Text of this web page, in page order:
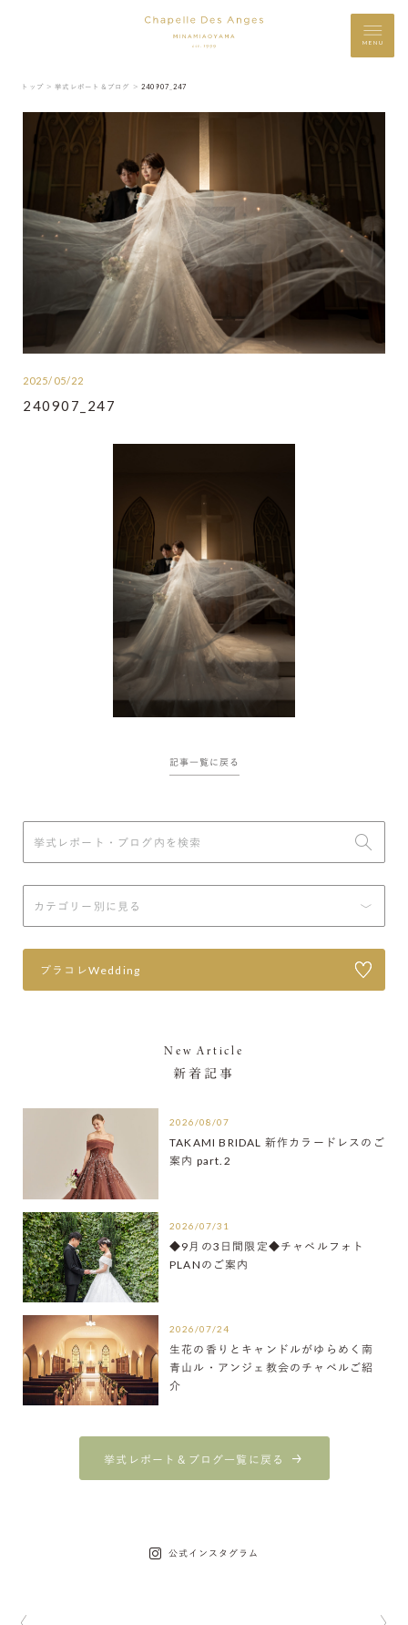
MENU
トップ ＞ 挙式レポート＆ブログ ＞ 240907_247
2025/05/22
240907_247
記事一覧に戻る
プラコレWedding
New Article
新着記事
2026/08/07
TAKAMI BRIDAL 新作カラードレスのご
案内 part.2
2026/07/31
◆9月の3日間限定◆チャペルフォト
PLANのご案内
2026/07/24
生花の香りとキャンドルがゆらめく南
青山ル・アンジェ教会のチャペルご紹
介
挙式レポート＆ブログ一覧に戻る
公式インスタグラム